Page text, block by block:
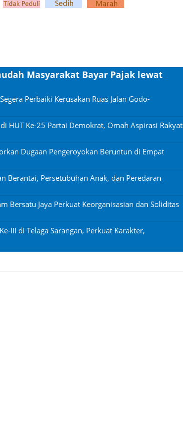
Masyarakat Bayar Pajak lewat
Perbaiki Kerusakan Ruas Jalan Godo-
HUT Ke-25 Partai Demokrat, Omah Aspirasi Rakyat
Dugaan Pengeroyokan Beruntun di Empat
Berantai, Persetubuhan Anak, dan Peredaran
Bersatu Jaya Perkuat Keorganisasian dan Soliditas
III di Telaga Sarangan, Perkuat Karakter,